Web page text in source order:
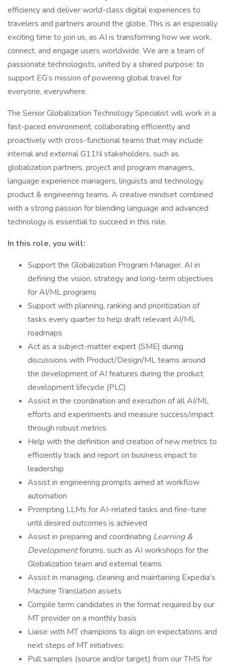
efficiency and deliver world-class digital experiences to
travelers and partners around the globe. This is an especially
exciting time to join us, as AI is transforming how we work,
connect, and engage users worldwide. We are a team of
passionate technologists, united by a shared purpose: to
support EG’s mission of powering global travel for
everyone, everywhere.
The Senior Globalization Technology Specialist will work in a
fast-paced environment, collaborating efficiently and
proactively with cross-functional teams that may include
internal and external G11N stakeholders, such as
globalization partners, project and program managers,
language experience managers, linguists and technology,
product & engineering teams. A creative mindset combined
with a strong passion for blending language and advanced
technology is essential to succeed in this role.
In this role, you will:
Support the Globalization Program Manager, AI in
defining the vision, strategy and long-term objectives
for AI/ML programs
Support with planning, ranking and prioritization of
tasks every quarter to help draft relevant AI/ML
roadmaps
Act as a subject-matter expert (SME) during
discussions with Product/Design/ML teams around
the development of AI features during the product
development lifecycle (PLC)
Assist in the coordination and execution of all AI/ML
efforts and experiments and measure success/impact
through robust metrics
Help with the definition and creation of new metrics to
efficiently track and report on business impact to
leadership
Assist in engineering prompts aimed at workflow
automation
Prompting LLMs for AI-related tasks and fine-tune
until desired outcomes is achieved
Assist in preparing and coordinating Learning &
Developmentforums, such as AI workshops for the
Globalization team and external teams
Assist in managing, cleaning and maintaining Expedia’s
Machine Translation assets
Compile term candidates in the format required by our
MT provider on a monthly basis
Liaise with MT champions to align on expectations and
next steps of MT initiatives:
Pull samples (source and/or target) from our TMS for